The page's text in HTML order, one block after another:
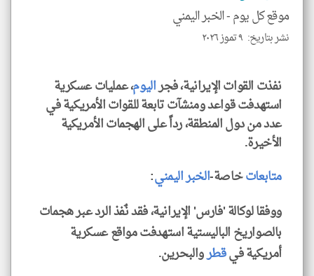
موقع كل يوم -الخبر اليمني
نشر بتاريخ: ٩ تموز ٢٠٢٦
نفذت القوات الإيرانية، فجراليوم، عمليات عسكرية
استهدفت قواعد ومنشآت تابعة للقوات الأمريكية في
عدد من دول المنطقة، رداً على الهجمات الأمريكية
الأخيرة.
متابعاتخاصة-الخبر اليمني:
ووفقا لوكالة 'فارس' الإيرانية، فقد نٌفذ الرد عبر هجمات
بالصواريخ الباليستية استهدفت مواقع عسكرية
أمريكية فيقطروالبحرين.
klyoum.com